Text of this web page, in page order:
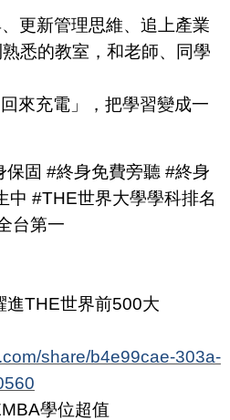
更新管理思維、追上產業
悉的教室，和老師、同學
來充電」，把學習變成一
固 #終身免費旁聽 #終身
中 #THE世界大學學科排名
台第一
進THE世界前500大
share/b4e99cae-303a-
學位超值